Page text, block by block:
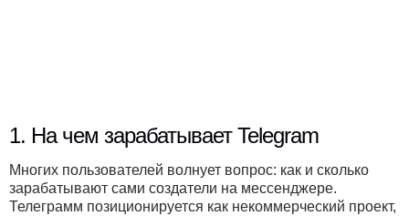
1. На чем зарабатывает Telegram
Многих пользователей волнует вопрос: как и сколько
зарабатывают сами создатели на мессенджере.
Телеграмм позиционируется как некоммерческий проект,